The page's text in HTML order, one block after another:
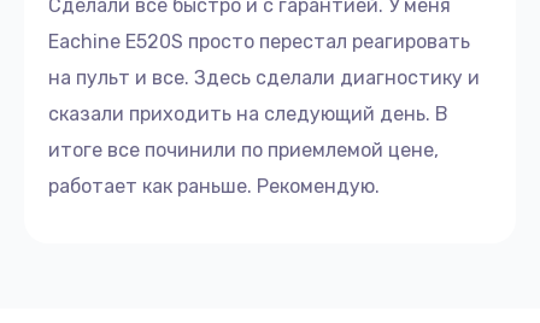
Сделали все быстро и с гарантией. У меня
Eachine E520S просто перестал реагировать
на пульт и все. Здесь сделали диагностику и
сказали приходить на следующий день. В
итоге все починили по приемлемой цене,
работает как раньше. Рекомендую.